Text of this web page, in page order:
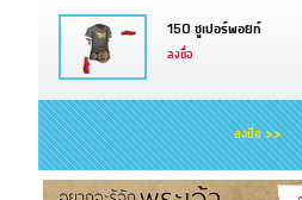
150 ซูเปอร์พอยท์
ลงชื่อ
ลงชื่อ >>